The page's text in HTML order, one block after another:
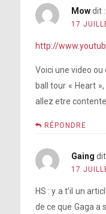
Mow dit :
17
http://
Voici une video
ball tour « Heart
allez etre
RÉPONDRE
Gaing
17
HS : y a t’il un
de ce que Gaga a